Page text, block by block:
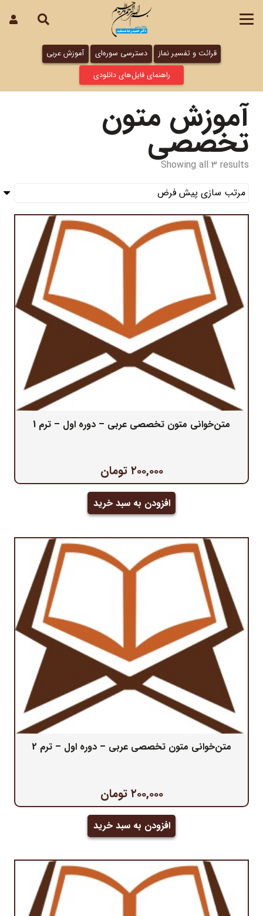
قرائت و تفسیر نماز دسترسی سوره‌ای
آموزش عربی
راهنمای فایل‌های دانلودی
آموزش متون
تخصصی
Showing all 3 results
متن‌خوانی متون تخصصی عربی – دوره اول – ترم 1
۲۰۰,۰۰۰ تومان
افزودن به سبد خرید
متن‌خوانی متون تخصصی عربی – دوره اول – ترم 2
۲۰۰,۰۰۰ تومان
افزودن به سبد خرید